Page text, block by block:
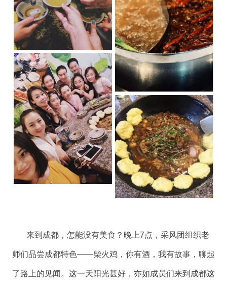
来到成都，怎能没有美食？晚上7点，采风团组织老
师们品尝成都特色——柴火鸡，你有酒，我有故事，聊起
了路上的见闻。这一天阳光甚好，亦如成员们来到成都这